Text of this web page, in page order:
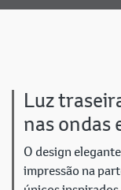
Luz
nas ondas
O design
impressão na